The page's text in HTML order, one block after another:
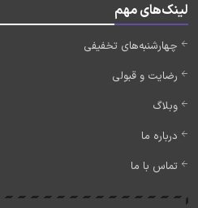
لینک‌های مهم
چهارشنبه‌های تخفیفی
رضایت و قبولی
وبلاگ
درباره ما
تماس با ما